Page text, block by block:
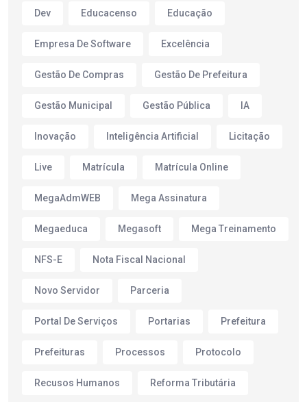
Dev Educacenso Educação
Empresa De Software Excelência
Gestão De Compras Gestão De Prefeitura
Gestão Municipal Gestão Pública IA
Inovação Inteligência Artificial Licitação
Live Matrícula Matrícula Online
MegaAdmWEB Mega Assinatura
Megaeduca Megasoft Mega Treinamento
NFS-E Nota Fiscal Nacional
Novo Servidor Parceria
Portal De Serviços Portarias Prefeitura
Prefeituras Processos Protocolo
Recusos Humanos Reforma Tributária